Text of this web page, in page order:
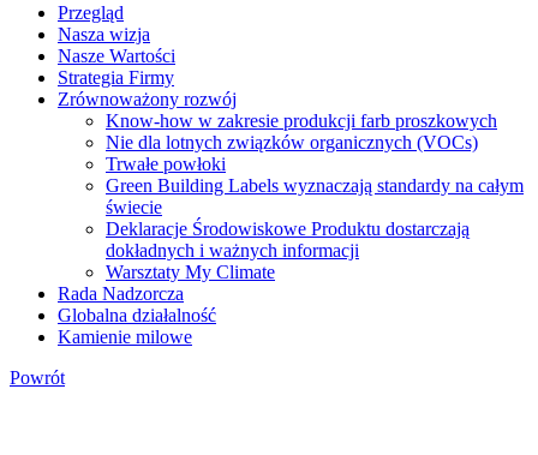
Przegląd
Nasza wizja
Nasze Wartości
Strategia Firmy
Zrównoważony rozwój
Know-how w zakresie produkcji farb proszkowych
Nie dla lotnych związków organicznych (VOCs)
Trwałe powłoki
Green Building Labels wyznaczają standardy na całym
świecie
Deklaracje Środowiskowe Produktu dostarczają
dokładnych i ważnych informacji
Warsztaty My Climate
Rada Nadzorcza
Globalna działalność
Kamienie milowe
Powrót